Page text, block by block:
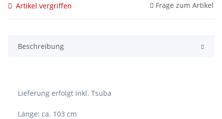
Artikel vergriffen Frage zum Artikel
Beschreibung
Lieferung erfolgt inkl. Tsuba
Länge: ca. 103 cm